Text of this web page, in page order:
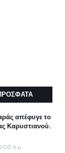
απέφυγε το
Καρυστιανού.
π.μ.